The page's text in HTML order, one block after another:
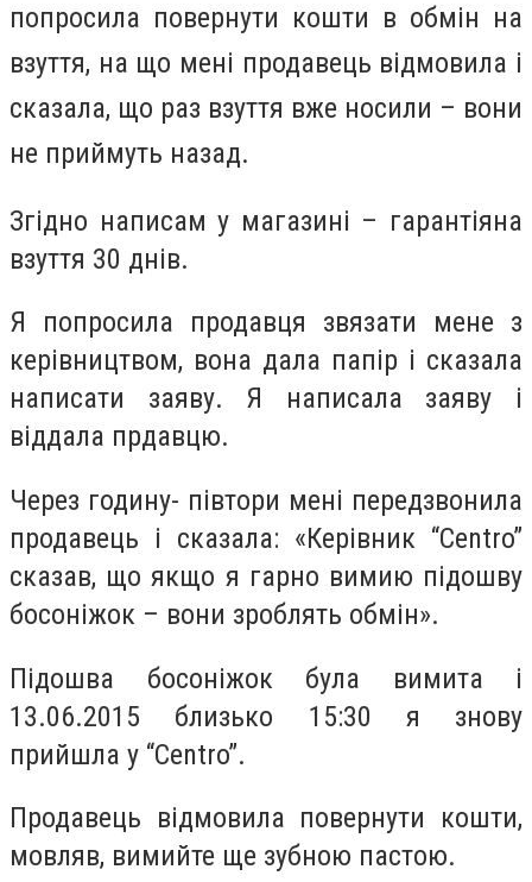
попросила повернути кошти в обмін на
взуття, на що мені продавець відмовила і
сказала, що раз взуття вже носили – вони
не приймуть назад.
Згідно написам у магазині – гарантіяна
взуття 30 днів.
Я попросила продавця звязати мене з
керівництвом, вона дала папір і сказала
написати заяву. Я написала заяву і
віддала прдавцю.
Через годину- півтори мені передзвонила
продавець і сказала: «Керівник “Centro”
сказав, що якщо я гарно вимию підошву
босоніжок – вони зроблять обмін».
Підошва босоніжок була вимита і
13.06.2015 близько 15:30 я знову
прийшла у “Centro”.
Продавець відмовила повернути кошти,
мовляв, вимийте ще зубною пастою.